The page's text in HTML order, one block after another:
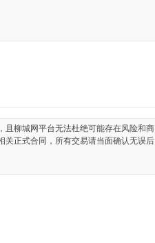
且柳城网平台无法杜绝可能存在风险和商
关正式合同，所有交易请当面确认无误后